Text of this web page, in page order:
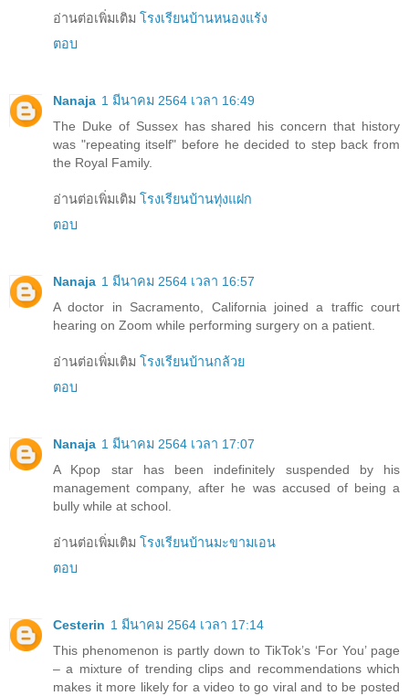
อ่านต่อเพิ่มเติม โรงเรียนบ้านหนองแร้ง
ตอบ
Nanaja 1 มีนาคม 2564 เวลา 16:49
The Duke of Sussex has shared his concern that history
was "repeating itself" before he decided to step back from
the Royal Family.
อ่านต่อเพิ่มเติม โรงเรียนบ้านทุ่งแฝก
ตอบ
Nanaja 1 มีนาคม 2564 เวลา 16:57
A doctor in Sacramento, California joined a traffic court
hearing on Zoom while performing surgery on a patient.
อ่านต่อเพิ่มเติม โรงเรียนบ้านกล้วย
ตอบ
Nanaja 1 มีนาคม 2564 เวลา 17:07
A Kpop star has been indefinitely suspended by his
management company, after he was accused of being a
bully while at school.
อ่านต่อเพิ่มเติม โรงเรียนบ้านมะขามเอน
ตอบ
Cesterin 1 มีนาคม 2564 เวลา 17:14
This phenomenon is partly down to TikTok’s ‘For You’ page
– a mixture of trending clips and recommendations which
makes it more likely for a video to go viral and to be posted